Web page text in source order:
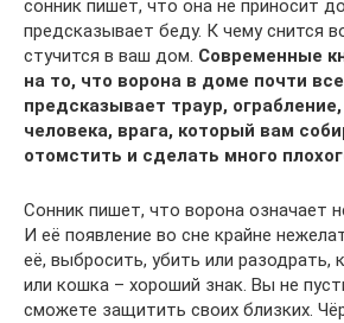
сонник пишет, что она не приносит
предсказывает беду. К чему снится
стучится в ваш дом. Современные
на то, что ворона в доме почти
предсказывает траур,
человека, врага, который вам
отомстить и сделать много
Сонник пишет, что ворона означает
И её появление во сне крайне
её, выбросить, убить или разодрать,
или кошка – хороший знак. Вы не
сможете защитить своих близких.